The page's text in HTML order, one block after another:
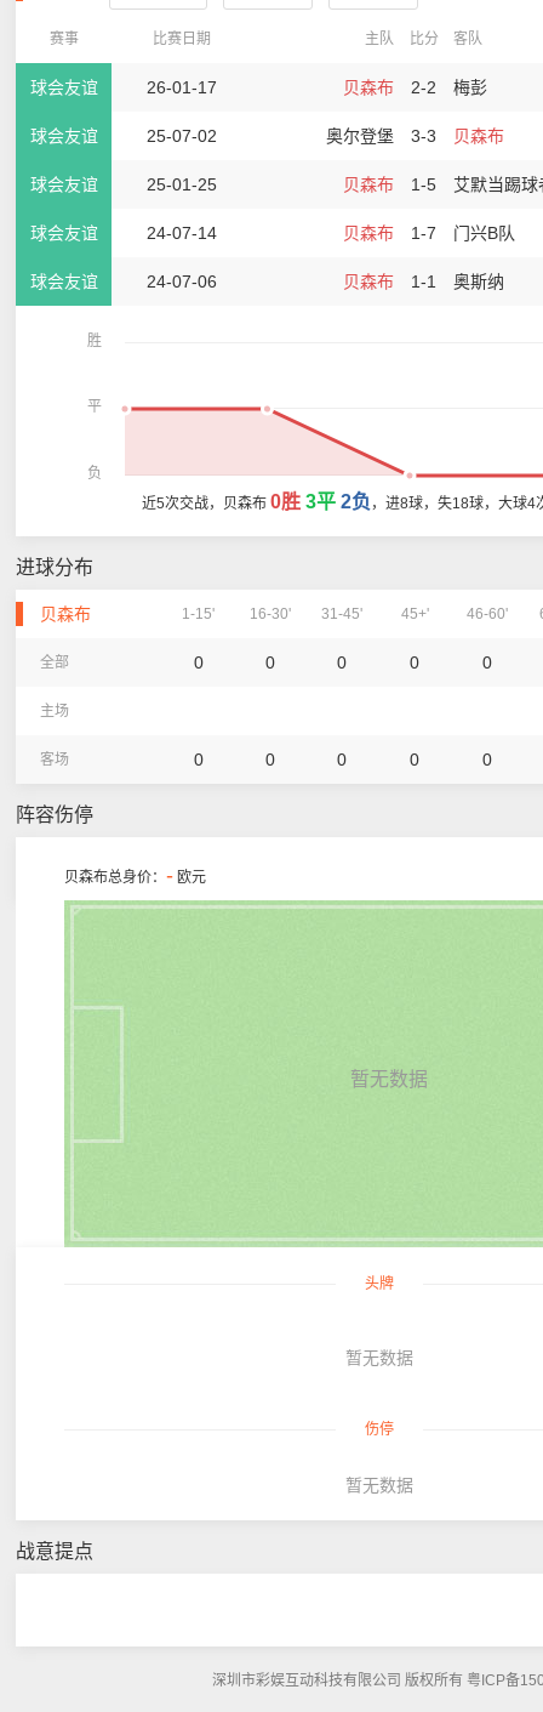
赛事 比赛日期 主队 比分 客队
球会友谊 26-01-17 贝森布 2-2 梅彭
球会友谊 25-07-02 奥尔登堡 3-3 贝森布
球会友谊 25-01-25 贝森布 1-5 艾默当踢球
球会友谊 24-07-14 贝森布 1-7 门兴B队
球会友谊 24-07-06 贝森布 1-1 奥斯纳
胜
平
负
近5次交战，贝森布 0胜 3平 2负 ，进8球，失18球，大球4
进球分布
贝森布 1-15' 16-30' 31-45' 45+' 46-60'
全部 0 0 0 0 0
主场
客场 0 0 0 0 0
阵容伤停
贝森布总身价： - 欧元
暂无数据
头牌
暂无数据
伤停
暂无数据
战意提点
深圳市彩娱互动科技有限公司 版权所有 粤ICP备